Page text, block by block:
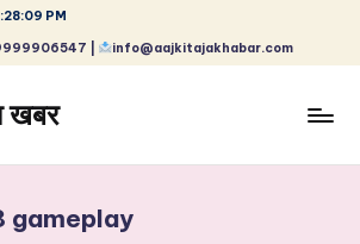
PM
| info@aajkitajakhabar.com
खबर
gameplay